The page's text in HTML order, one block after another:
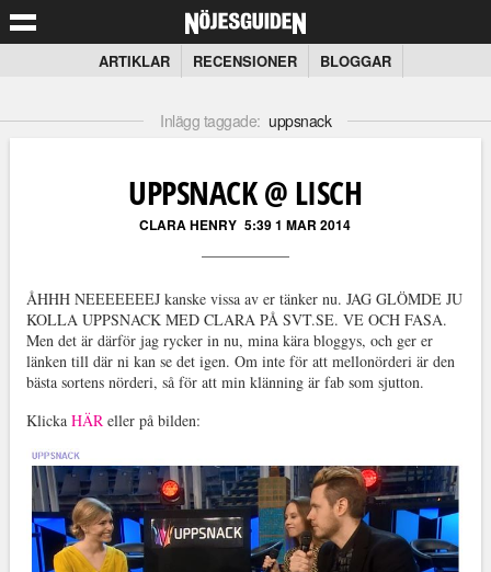
ARTIKLAR RECENSIONER BLOGGAR
Inlägg taggade: uppsnack
UPPSNACK @ LISCH
CLARA HENRY 5:39 1 MAR 2014
ÅHHH NEEEEEEEJ kanske vissa av er tänker nu. JAG GLÖMDE JU
KOLLA UPPSNACK MED CLARA PÅ SVT.SE. VE OCH FASA.
Men det är därför jag rycker in nu, mina kära bloggys, och ger er
länken till där ni kan se det igen. Om inte för att mellonörderi är den
bästa sortens nörderi, så för att min klänning är fab som sjutton.
KlickaHÄR eller på bilden: